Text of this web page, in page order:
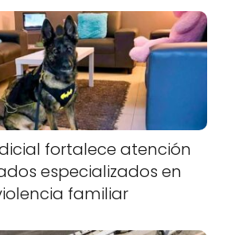
fortalece atención
especializados en
familiar